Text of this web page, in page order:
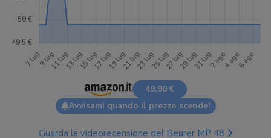
49,90 €
Avvisami quando il prezzo scende!
Guarda la videorecensione del Beurer MP 48